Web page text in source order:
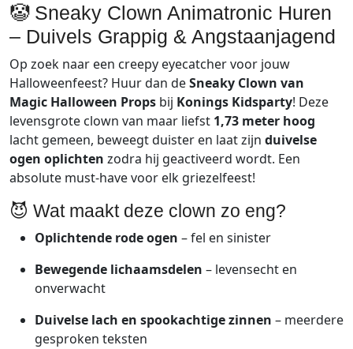
🤡 Sneaky Clown Animatronic Huren
– Duivels Grappig & Angstaanjagend
Op zoek naar een creepy eyecatchervoor jouw
Halloweenfeest? Huurdan deSneaky Clown van
Magic Halloween Props bij Konings Kidsparty! Deze
levensgrote clown van maar liefst 1,73 meter hoog
lacht gemeen, beweegtduister en laatzijn duivelse
ogen oplichten zodra hij geactiveerd wordt. Een
absolute must-havevoor elk griezelfeest!
😈 Wat maakt deze clown zo eng?
Oplichtende rodeogen –fel en sinister
Bewegende lichaamsdelen – levensecht en
onverwacht
Duivelse lach en spookachtigezinnen – meerdere
gesproken teksten